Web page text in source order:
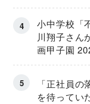
小中学校「
川翔子さん
画甲子園
「正社員
を待ってい